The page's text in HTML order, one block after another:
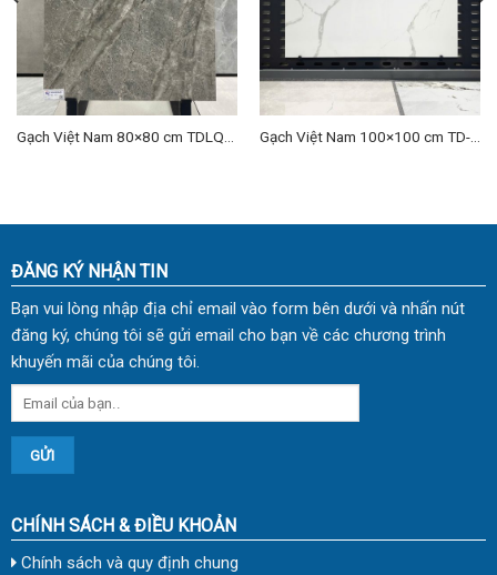
Gạch Việt Nam 80×80 cm TDLQ-
Gạch Việt Nam 100×100 cm TD-
ĐĂNG KÝ NHẬN TIN
Bạn vui lòng nhập địa chỉ email vào form bên dưới và nhấn nút
đăng ký, chúng tôi sẽ gửi email cho bạn về các chương trình
khuyến mãi của chúng tôi.
CHÍNH SÁCH & ĐIỀU KHOẢN
Chính sách và quy định chung